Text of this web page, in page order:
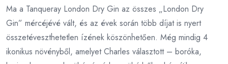
Ma a Tanqueray London Dry Gin az összes „London Dry
Gin” mércéjévé vált, és az évek során több díjat is nyert
összetéveszthetetlen ízének köszönhetően. Még mindig 4
ikonikus növényből, amelyet Charles választott – boróka,